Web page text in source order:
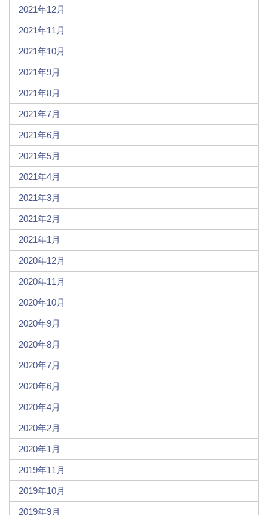
2021年12月
2021年11月
2021年10月
2021年9月
2021年8月
2021年7月
2021年6月
2021年5月
2021年4月
2021年3月
2021年2月
2021年1月
2020年12月
2020年11月
2020年10月
2020年9月
2020年8月
2020年7月
2020年6月
2020年4月
2020年2月
2020年1月
2019年11月
2019年10月
2019年9月